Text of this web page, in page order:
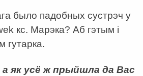
было падобных сустрэч у
кс. Марэка? Аб гэтым і
гутарка.
а як усё ж прыйшла да Вас